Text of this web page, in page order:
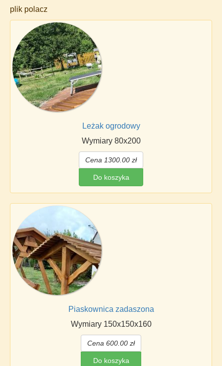
plik polacz
Leżak ogrodowy
Wymiary 80x200
Cena 1300.00 zł
Do koszyka
Piaskownica zadaszona
Wymiary 150x150x160
Cena 600.00 zł
Do koszyka